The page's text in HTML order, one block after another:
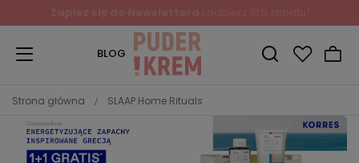
BLOG
Strona główna SLAAP Home Rituals